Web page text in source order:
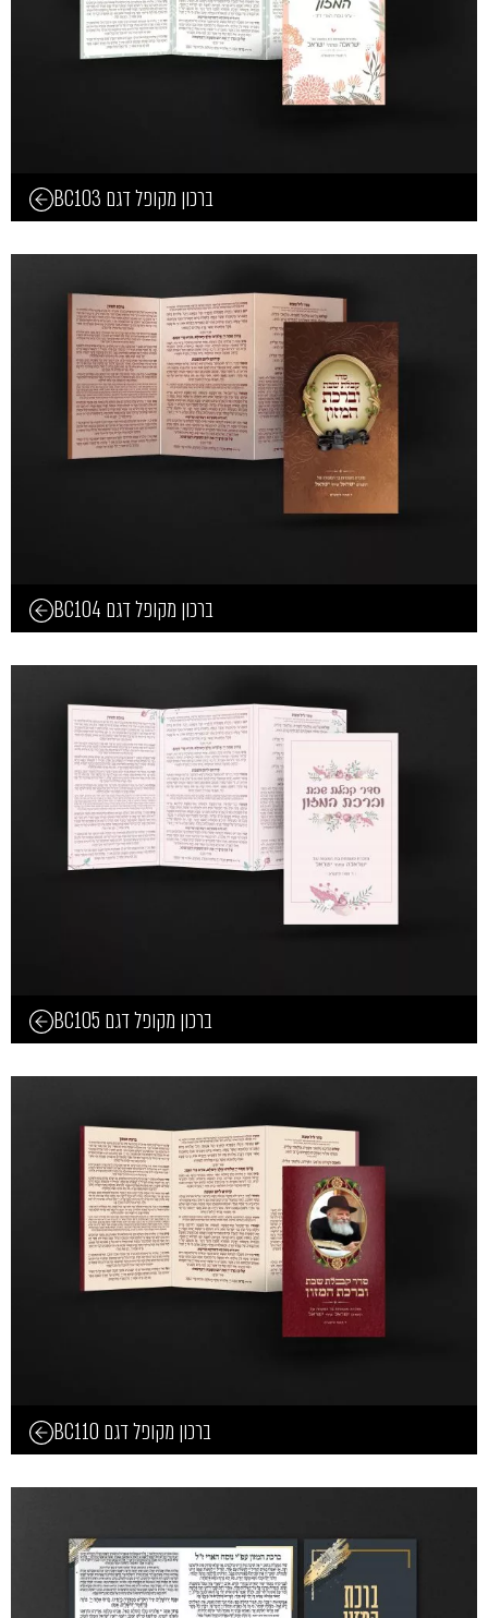
ברכון מקופל דגם BC103
ברכון מקופל דגם BC104
ברכון מקופל דגם BC105
ברכון מקופל דגם BC110